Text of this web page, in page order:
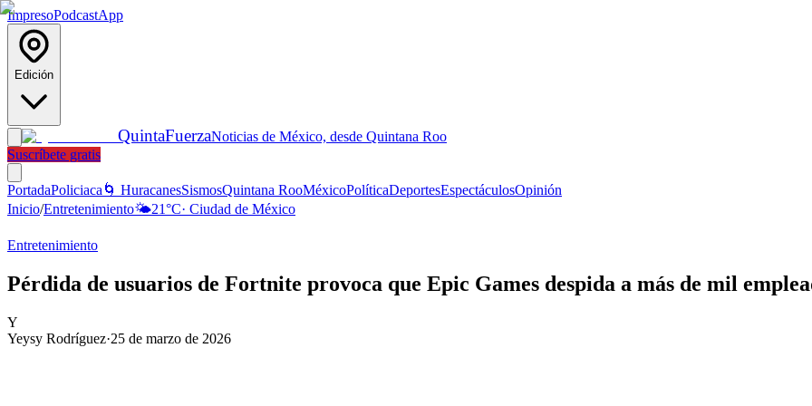
ImpresoPodcastApp
Edición
QuintaFuerzaNoticias de México, desde Quintana Roo
Suscríbete gratis
PortadaPoliciaca 🌀 HuracanesSismosQuintana RooMéxicoPolíticaDeportesEspectáculosOpinión
Inicio/Entretenimiento🌤️21°C· Ciudad de México
Entretenimiento
Pérdida de usuarios de Fortnite provoca que Epic Games despida a más de mil
Y
Yeysy Rodríguez·25 de marzo de 2026